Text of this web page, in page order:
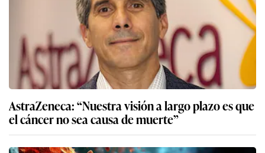
AstraZeneca: “Nuestra visión a largo plazo es que
el cáncer no sea causa de muerte”